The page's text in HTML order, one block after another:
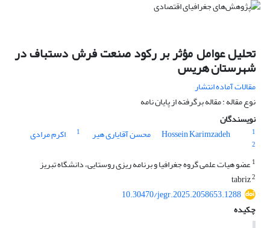
تحلیل عوامل مؤثر بر رکود صنعت فرش دستباف در
شهرستان هریس
مقالات آماده انتشار
نوع مقاله : مقاله برگرفته از پایان نامه
نویسندگان
Hossein Karimzadeh
1 محسن آقایاری هیر 1 اکرم مرادی
2
1عضو هیات علمی گروه جغرافیا و برنامه ریزی روستایی، دانشگاه تبریز
2
10.30470/jegr.2025.2058653.1288
چکیده